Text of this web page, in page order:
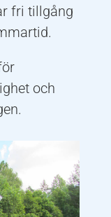
fri tillgång
och